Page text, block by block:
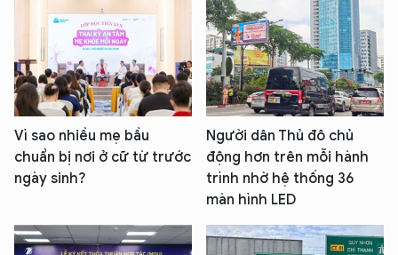
Vì sao nhiều mẹ bầu
chuẩn bị nơi ở cữ từ trước
ngày sinh?
Người dân Thủ đô chủ
động hơn trên mỗi hành
trình nhờ hệ thống 36
màn hình LED